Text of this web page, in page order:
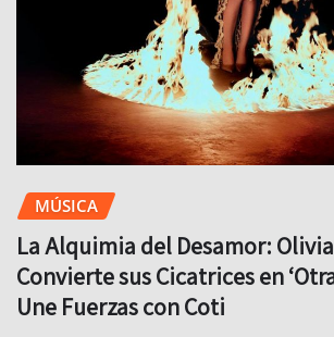
MÚSICA
La Alquimia del Desamor:
Convierte sus Cicatrices en
Une Fuerzas con Coti